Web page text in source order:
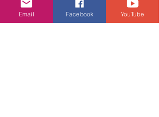
潮流生活
Email Facebook YouTube